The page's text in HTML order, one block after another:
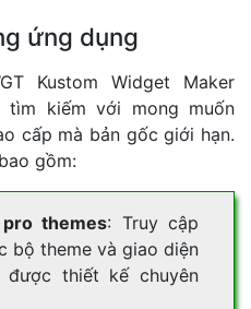
ứng dụng
Kustom Widget Maker
kiếm với mong muốn
cấp mà bản gốc giới hạn.
gồm:
themes: Truy cập
bộ theme và giao diện
thiết kế chuyên